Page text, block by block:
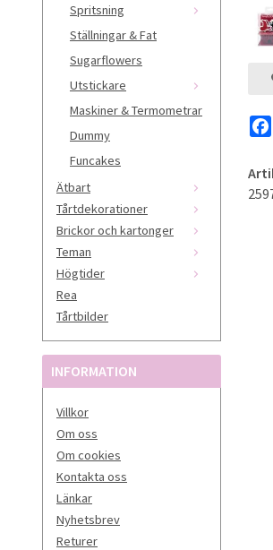
Spritsning
Ställningar & Fat
Sugarflowers
Utstickare
Maskiner & Termometrar
Dummy
Funcakes
Ätbart
Tårtdekorationer
Brickor och kartonger
Teman
Högtider
Rea
Tårtbilder
INFORMATION
Villkor
Om oss
Om cookies
Kontakta oss
Länkar
Nyhetsbrev
Returer